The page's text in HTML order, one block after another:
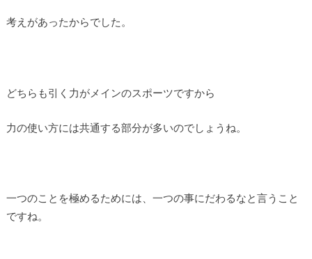
考えがあったからでした。
どちらも引く力がメインのスポーツですから
力の使い方には共通する部分が多いのでしょうね。
一つのことを極めるためには、一つの事にだわるなと言うこと
ですね。